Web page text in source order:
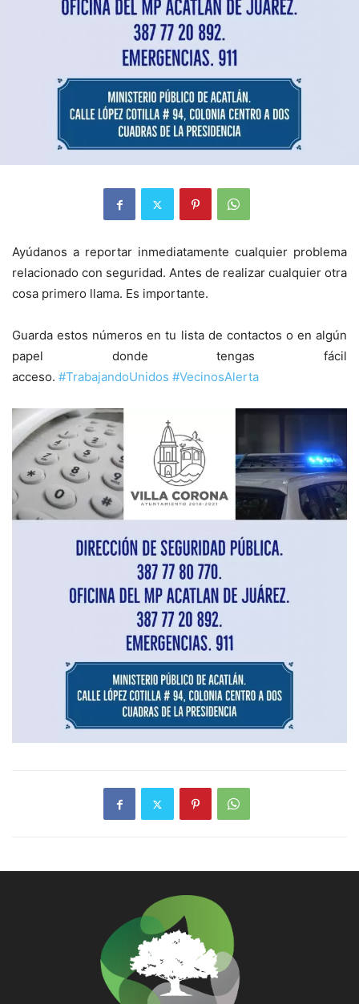
Ayúdanos a reportar inmediatamente cualquier problema
relacionado con seguridad. Antes de realizar cualquier otra
cosa primero llama. Es importante.
Guarda estos números en tu lista de contactos o en algún
papel donde tengas fácil
acceso. #TrabajandoUnidos #VecinosAlerta